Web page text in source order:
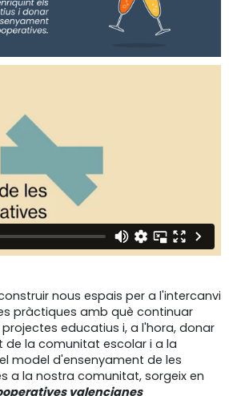
nous espais per a l'intercanvi
pràctiques amb què continuar
educatius i, a l'hora, donar
de la comunitat escolar i a la
model d'ensenyament de les
a la nostra comunitat, sorgeix en
valencianes